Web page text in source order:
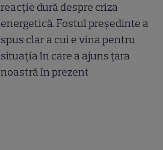
reacție dură despre criza
energetică. Fostul președinte a
spus clar a cui e vina pentru
situația în care a ajuns țara
noastră în prezent